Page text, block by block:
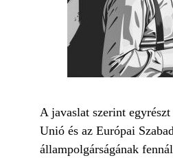
A javaslat szerint
Unió és az Európai
állampolgárságának